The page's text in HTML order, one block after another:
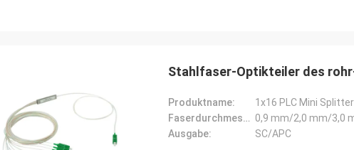
Stahlfaser-Optikteiler des
Produktname:
1x16 PLC Mini Splitter
Faserdurchmesser: 0,9 mm/2,0 mm/3,0
Ausgabe:
SC/APC